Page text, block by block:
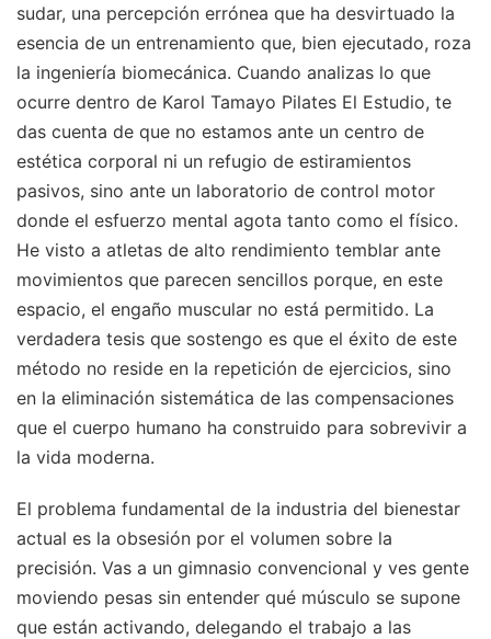
sudar, una percepción errónea que ha desvirtuado la
esencia de un entrenamiento que, bien ejecutado, roza
la ingeniería biomecánica. Cuando analizas lo que
ocurre dentro de Karol Tamayo Pilates El Estudio, te
das cuenta de que no estamos ante un centro de
estética corporal ni un refugio de estiramientos
pasivos, sino ante un laboratorio de control motor
donde el esfuerzo mental agota tanto como el físico.
He visto a atletas de alto rendimiento temblar ante
movimientos que parecen sencillos porque, en este
espacio, el engaño muscular no está permitido. La
verdadera tesis que sostengo es que el éxito de este
método no reside en la repetición de ejercicios, sino
en la eliminación sistemática de las compensaciones
que el cuerpo humano ha construido para sobrevivir a
la vida moderna.
El problema fundamental de la industria del bienestar
actual es la obsesión por el volumen sobre la
precisión. Vas a un gimnasio convencional y ves gente
moviendo pesas sin entender qué músculo se supone
que están activando, delegando el trabajo a las